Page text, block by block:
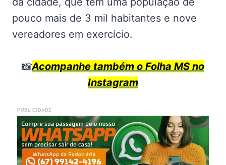
pouco mais de 3 mil habitantes e nove
vereadores em exercício.
📸Acompanhe também o Folha MS no
Instagram
PUBLICIDADE